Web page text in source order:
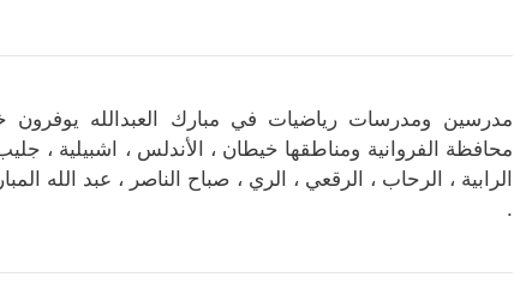
مدرسين ومدرسات رياضيات في مبارك العبدالله
محافظة الفروانية ومناطقها خيطان ، الأندلس ، اشبيلية ،
الرابية ، الرحاب ، الرقعي ، الري ، صباح الناصر ، عبد الله
.